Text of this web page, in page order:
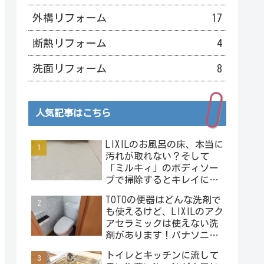
外構リフォーム 17
断熱リフォーム 4
洗面リフォーム 8
人気記事はこちら
LIXILのお風呂の床、本当に
汚れが取れない？そして
「ミルキィ」のボディソー
プで掃除するとキレイにな
クの予感･･･。
TOTOの便器はどんな洗剤で
も使えるけど、LIXILのアク
アセラミックは使えない洗
剤があります！パナソニッ
洗剤が沢山！
トイレとキッチンに流して